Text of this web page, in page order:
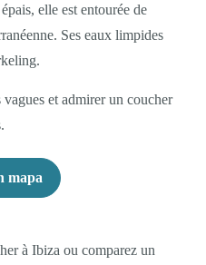
elle est entourée de
Ses eaux limpides
et admirer un coucher
mapa
à Ibiza ou comparez un